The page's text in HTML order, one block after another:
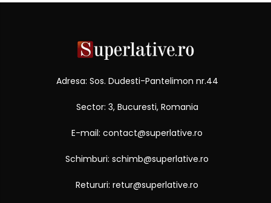
Adresa: Sos. Dudesti-Pantelimon nr.44
Sector: 3, Bucuresti, Romania
E-mail: contact@superlative.ro
Schimburi: schimb@superlative.ro
Retururi: retur@superlative.ro